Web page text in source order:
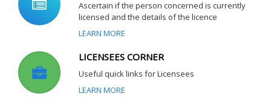
Ascertain if the person concerned is currently
licensed and the details of the licence
LEARN MORE
LICENSEES CORNER
Useful quick links for Licensees
LEARN MORE